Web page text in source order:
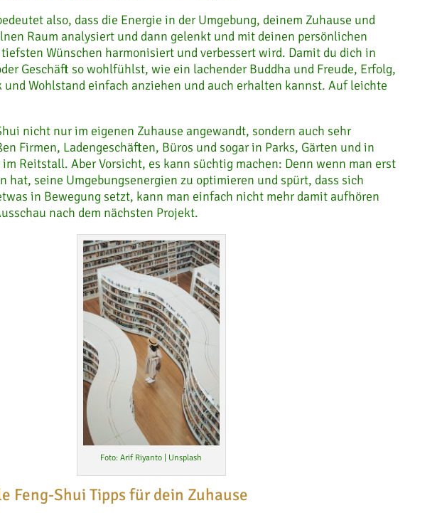
also, dass die Energie in der Umgebung, deinem Zuhause und
Raum analysiert und dann gelenkt und mit deinen persönlichen
Wünschen harmonisiert und verbessert wird. Damit du dich in
Geschäft so wohlfühlst, wie ein lachender Buddha und Freude, Erfolg,
und Wohlstand einfach anziehen und auch erhalten kannst. Auf leichte
nicht nur im eigenen Zuhause angewandt, sondern auch sehr
Firmen, Ladengeschäften, Büros und sogar in Parks, Gärten und in
Reitstall. Aber Vorsicht, es kann süchtig machen: Denn wenn man erst
hat, seine Umgebungsenergien zu optimieren und spürt, dass sich
in Bewegung setzt, kann man einfach nicht mehr damit aufhören
nach dem nächsten Projekt.
Foto: Arif Riyanto | Unsplash
Feng-Shui Tipps für dein Zuhause